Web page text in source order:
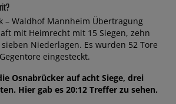
– Waldhof Mannheim Übertragung
mit Heimrecht mit 15 Siegen, zehn
Niederlagen. Es wurden 52 Tore
eingesteckt.
Osnabrücker auf acht Siege, drei
Hier gab es 20:12 Treffer zu sehen.